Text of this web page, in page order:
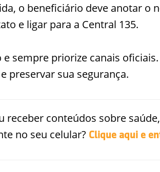
o beneficiário deve anotar o
e ligar para a Central 135.
e sempre priorize canais
preservar sua segurança.
receber conteúdos sobre
no seu celular? Clique aqui e